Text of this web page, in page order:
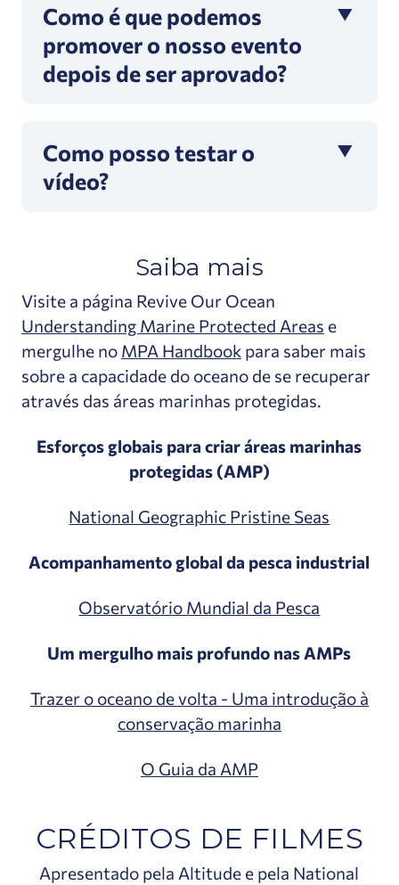
Como é que podemos
promover o nosso evento
depois de ser aprovado?
Como posso testar o
vídeo?
Saiba mais
Visite a página Revive Our Ocean
Understanding Marine Protected Areas e
mergulhe no MPA Handbookpara saber mais
sobre a capacidade do oceano de se recuperar
através das áreas marinhas protegidas.
Esforços globais para criar áreas marinhas
protegidas (AMP)
National Geographic Pristine Seas
Acompanhamento global da pesca industrial
Observatório Mundial da Pesca
Um mergulho mais profundo nas AMPs
Trazer o oceano de volta - Uma introdução à
conservação marinha
O Guia da AMP
CRÉDITOS DE FILMES
Apresentado pela Altitude e pela National